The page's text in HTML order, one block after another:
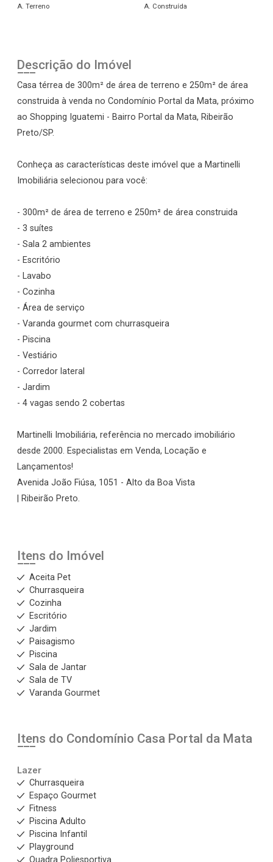
A. Terreno A. Construída
Descrição do Imóvel
Casa térrea de 300m² de área de terreno e 250m² de área
construida à venda no Condomínio Portal da Mata, próximo
ao Shopping Iguatemi - Bairro Portal da Mata, Ribeirão
Preto/SP.
Conheça as características deste imóvel que a Martinelli
Imobiliária selecionou para você:
- 300m² de área de terreno e 250m² de área construida
- 3 suítes
- Sala 2 ambientes
- Escritório
- Lavabo
- Cozinha
- Área de serviço
- Varanda gourmet com churrasqueira
- Piscina
- Vestiário
- Corredor lateral
- Jardim
- 4 vagas sendo 2 cobertas
Martinelli Imobiliária, referência no mercado imobiliário
desde 2000. Especialistas em Venda, Locação e
Lançamentos!
Avenida João Fiúsa, 1051 - Alto da Boa Vista
| Ribeirão Preto.
Itens do Imóvel
Aceita Pet
Churrasqueira
Cozinha
Escritório
Jardim
Paisagismo
Piscina
Sala de Jantar
Sala de TV
Varanda Gourmet
Itens do Condomínio Casa Portal da Mata
Lazer
Churrasqueira
Espaço Gourmet
Fitness
Piscina Adulto
Piscina Infantil
Playground
Quadra Poliesportiva